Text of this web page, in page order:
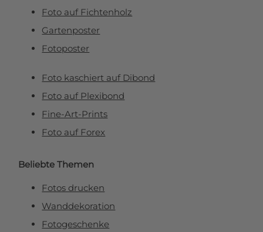
Foto auf Fichtenholz
Gartenposter
Fotoposter
Foto kaschiert auf Dibond
Foto auf Plexibond
Fine-Art-Prints
Foto auf Forex
Beliebte Themen
Fotos drucken
Wanddekoration
Fotogeschenke